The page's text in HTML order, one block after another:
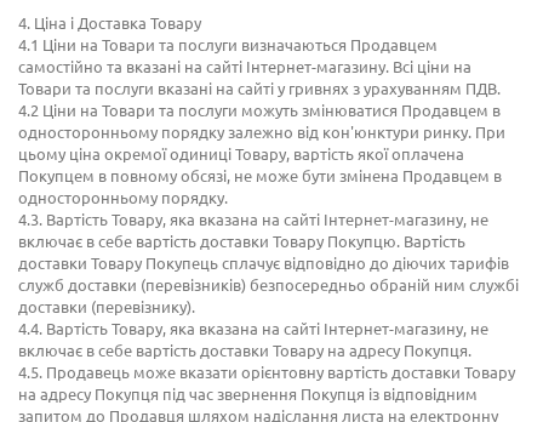
4. Ціна і Доставка Товару
4.1 Ціни на Товари та послуги визначаються Продавцем
самостійно та вказані на сайті Інтернет-магазину. Всі ціни на
Товари та послуги вказані на сайті у гривнях з урахуванням ПДВ.
4.2 Ціни на Товари та послуги можуть змінюватися Продавцем в
односторонньому порядку залежно від кон'юнктури ринку. При
цьому ціна окремої одиниці Товару, вартість якої оплачена
Покупцем в повному обсязі, не може бути змінена Продавцем в
односторонньому порядку.
4.3. Вартість Товару, яка вказана на сайті Інтернет-магазину, не
включає в себе вартість доставки Товару Покупцю. Вартість
доставки Товару Покупець сплачує відповідно до діючих тарифів
служб доставки (перевізників) безпосередньо обраній ним службі
доставки (перевізнику).
4.4. Вартість Товару, яка вказана на сайті Інтернет-магазину, не
включає в себе вартість доставки Товару на адресу Покупця.
4.5. Продавець може вказати орієнтовну вартість доставки Товару
на адресу Покупця під час звернення Покупця із відповідним
запитом до Продавця шляхом надіслання листа на електронну